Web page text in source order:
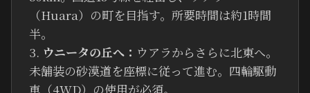
（Huara）の町を目指す。所要時間は約1時間
半。
3. ウニータの丘へ： ウアラからさらに北東へ。
未舗装の砂漠道を座標に従って進む。四輪駆動
車（4WD）の使用が必須。